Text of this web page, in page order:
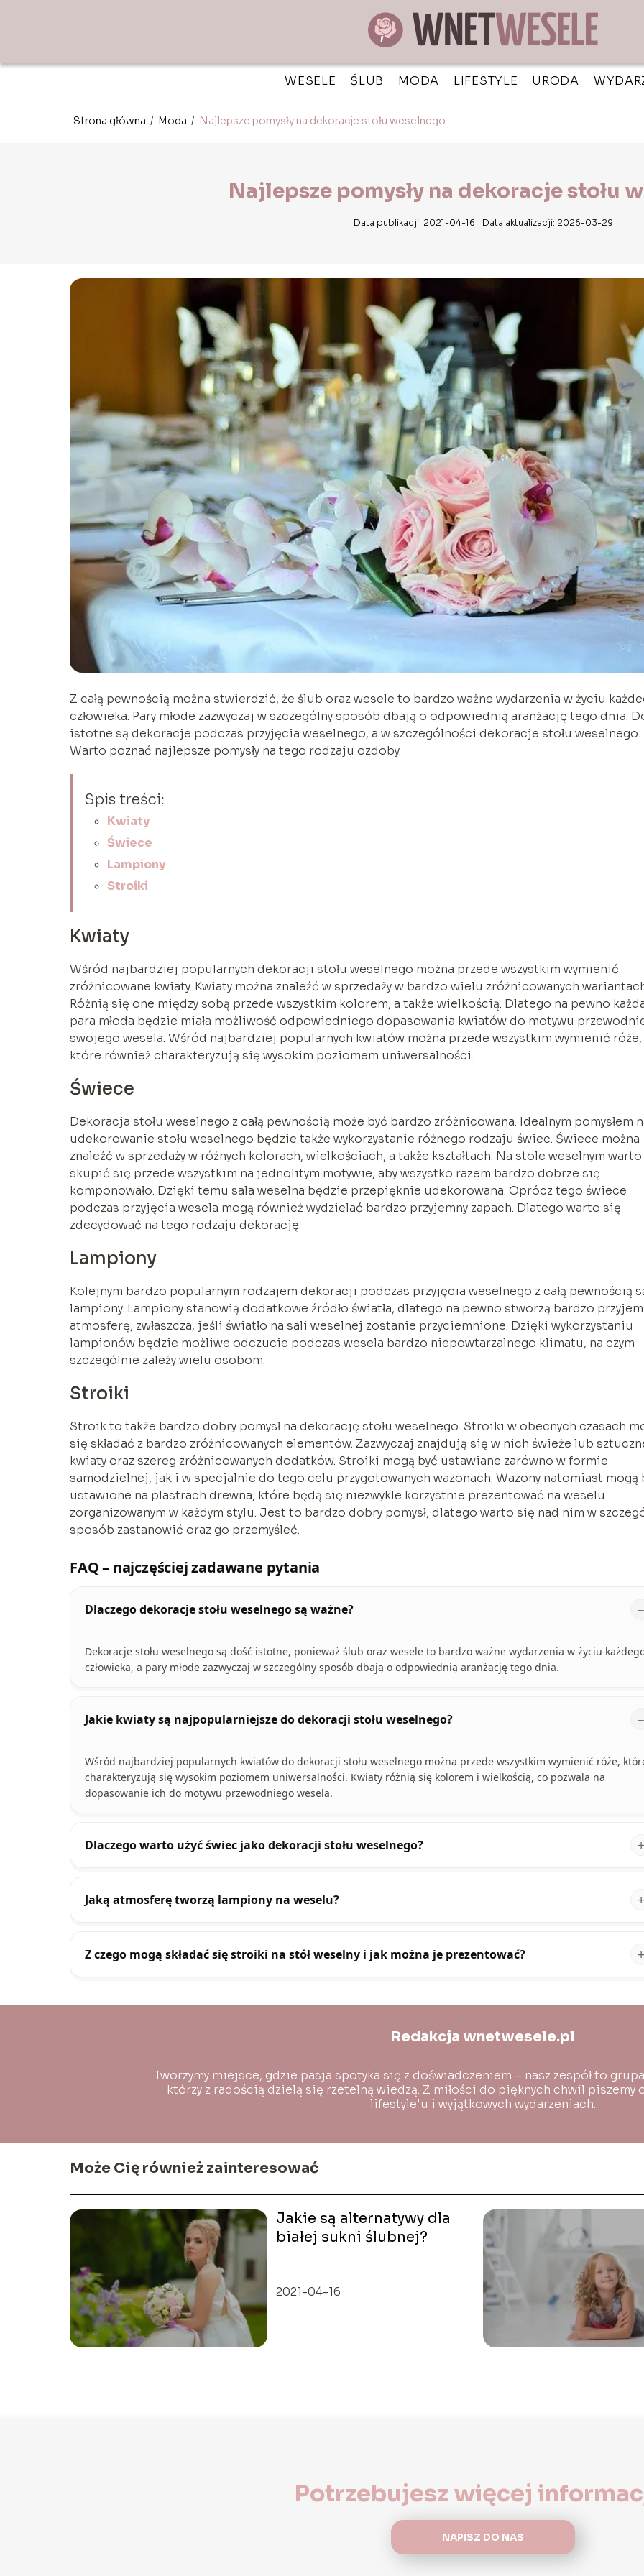
WESELE ŚLUB MODA LIFESTYLE URODA
Strona główna / Moda / Najlepsze pomysły na dekoracje stołu weselnego
Najlepsze pomysły na dekoracje stołu
Data publikacji: 2021-04-16 Data aktualizacji: 2026-03-29
Z całą pewnością można stwierdzić, że ślub oraz wesele to bardzo ważne wydarzenia w życiu
człowieka. Pary młode zazwyczaj w szczególny sposób dbają o odpowiednią aranżację tego dnia.
istotne są dekoracje podczas przyjęcia weselnego, a w szczególności dekoracje stołu weselnego.
Warto poznać najlepsze pomysły na tego rodzaju ozdoby.
Spis treści:
Kwiaty
Świece
Lampiony
Stroiki
Kwiaty
Wśród najbardziej popularnych dekoracji stołu weselnego można przede wszystkim wymienić
zróżnicowane kwiaty. Kwiaty można znaleźć w sprzedaży w bardzo wielu zróżnicowanych
Różnią się one między sobą przede wszystkim kolorem, a także wielkością. Dlatego na pewno
para młoda będzie miała możliwość odpowiedniego dopasowania kwiatów do motywu
swojego wesela. Wśród najbardziej popularnych kwiatów można przede wszystkim wymienić róże,
które również charakteryzują się wysokim poziomem uniwersalności.
Świece
Dekoracja stołu weselnego z całą pewnością może być bardzo zróżnicowana. Idealnym pomysłem
udekorowanie stołu weselnego będzie także wykorzystanie różnego rodzaju świec. Świece można
znaleźć w sprzedaży w różnych kolorach, wielkościach, a także kształtach. Na stole weselnym warto
skupić się przede wszystkim na jednolitym motywie, aby wszystko razem bardzo dobrze się
komponowało. Dzięki temu sala weselna będzie przepięknie udekorowana. Oprócz tego świece
podczas przyjęcia wesela mogą również wydzielać bardzo przyjemny zapach. Dlatego warto się
zdecydować na tego rodzaju dekorację.
Lampiony
Kolejnym bardzo popularnym rodzajem dekoracji podczas przyjęcia weselnego z całą pewnością
lampiony. Lampiony stanowią dodatkowe źródło światła, dlatego na pewno stworzą bardzo
atmosferę, zwłaszcza, jeśli światło na sali weselnej zostanie przyciemnione. Dzięki wykorzystaniu
lampionów będzie możliwe odczucie podczas wesela bardzo niepowtarzalnego klimatu, na czym
szczególnie zależy wielu osobom.
Stroiki
Stroik to także bardzo dobry pomysł na dekorację stołu weselnego. Stroiki w obecnych czasach
się składać z bardzo zróżnicowanych elementów. Zazwyczaj znajdują się w nich świeże lub
kwiaty oraz szereg zróżnicowanych dodatków. Stroiki mogą być ustawiane zarówno w formie
samodzielnej, jak i w specjalnie do tego celu przygotowanych wazonach. Wazony natomiast mogą
ustawione na plastrach drewna, które będą się niezwykle korzystnie prezentować na weselu
zorganizowanym w każdym stylu. Jest to bardzo dobry pomysł, dlatego warto się nad nim w
sposób zastanowić oraz go przemyśleć.
FAQ – najczęściej zadawane pytania
Dlaczego dekoracje stołu weselnego są ważne?
Dekoracje stołu weselnego są dość istotne, ponieważ ślub oraz wesele to bardzo ważne wydarzenia w życiu
człowieka, a pary młode zazwyczaj w szczególny sposób dbają o odpowiednią aranżację tego dnia.
Jakie kwiaty są najpopularniejsze do dekoracji stołu weselnego?
Wśród najbardziej popularnych kwiatów do dekoracji stołu weselnego można przede wszystkim wymienić róże,
charakteryzują się wysokim poziomem uniwersalności. Kwiaty różnią się kolorem i wielkością, co pozwala na
dopasowanie ich do motywu przewodniego wesela.
Dlaczego warto użyć świec jako dekoracji stołu weselnego?
Jaką atmosferę tworzą lampiony na weselu?
Z czego mogą składać się stroiki na stół weselny i jak można je prezentować?
Redakcja wnetwesele.pl
Tworzymy miejsce, gdzie pasja spotyka się z doświadczeniem – nasz zespół to
którzy z radością dzielą się rzetelną wiedzą. Z miłości do pięknych chwil piszemy
lifestyle'u i wyjątkowych wydarzeniach.
Może Cię również zainteresować
Jakie są alternatywy dla
białej sukni ślubnej?
2021-04-16
Potrzebujesz więcej
NAPISZ DO NAS